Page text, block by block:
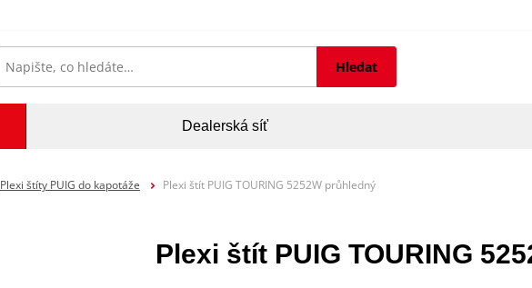
Hledat
Dealerská síť
Plexi štíty PUIG do kapotáže Plexi štít PUIG TOURING 5252W průhledný
Plexi štít PUIG TOURING